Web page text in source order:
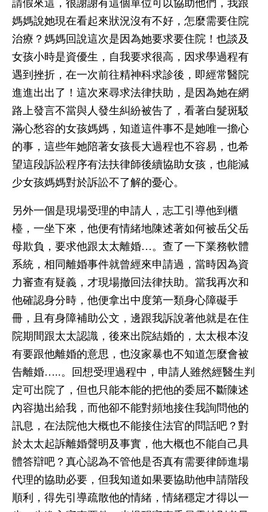
請假來這，很謝謝有這個單位可以協助他們，我跟
媽媽說她現在看起來狀況沒有不好，怎麼需要住院
治療？媽媽回說這次是因為她要求要住院！也談及
女孩小時是資優生，自我要求很高，因求學過程有
遇到挫折，在一次前往精神科求診後，即經常醫院
進進出出了！這次來尋求法律扶助，是因為她在網
路上發言不當與人發生糾紛被告了，看著白髮斑駁
滿心愁容的女孩媽媽，知道這件事不是她唯一擔心
的事，這些年她陪著女孩長大過程也不容易，也希
望這段訴訟程序有法扶律師後續協助女孩，也能減
少女孩媽媽對於訴訟不了解的憂心。
另外一個是現場受理的申請人，志工引導他到櫃
檯，一坐下來，他便有情緒地陳述著如何被岳父岳
母欺負，要求他跟太太離婚…。查了一下業務軟體
系統，相同離婚事件就曾經來申請過，當時因為資
力審查有疑義，才現場撤回法律扶助。當我再次和
他確認身分時，他便拿出中度第一類身心障礙手
冊，且有身障補助公文，邊跟我訴說著他就是在住
院期間跟太太認識，後來出院結婚的，太太根本沒
有要跟他離婚的意思，也沒家暴也不知道怎麼會被
告離婚…..。回想受理過程中，申請人雖然經醫生判
定可出院了，但也只能本能的把他的委屈不斷陳述
內容拋出給我，而他卻不能對頻地接住我詢問他的
訊息，在法院他大概也不能接住法官的問話吧？對
於太太起訴離婚聲明及事實，他大概也不能自己具
體答辯吧？真心認為不管他是否真有需要律師進場
代理的協助必要，但我知道如果要協助他申請階段
順利，得先引導疏散他的情緒，情緒穩定才得以一